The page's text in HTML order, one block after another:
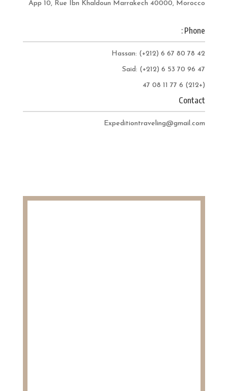
App 10, Rue Ibn Khaldoun Marrakech 40000, Morocco
Phone :
Hassan: (+212) 6 67 80 78 42
Said: (+212) 6 53 70 96 47
(+212) 6 77 11 08 47
Contact
Expeditiontraveling@gmail.com